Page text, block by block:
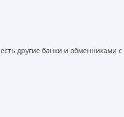
другие банки и обменниками с